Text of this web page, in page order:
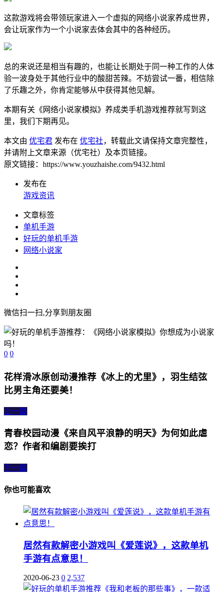
这款游戏将会带领玩家进入一个虚拟的网络小说家养成世界，
会让玩家作为一个小说家去体会其中的各种经历。
总的来说还是相当有趣的，也能让长期处于同一种工作的人体
验一波身处于其他行业中的酸甜苦辣。不妨尝试一番，相信除
了乐趣之外，你肯定能够从中获得其他见解。
本期有关《网络小说家模拟》养成类手机游戏推荐就写到这
里，我们下期再见。
本文由 优宅君 发布在 优宅社，转载此文请保持文章完整性，
并请附上文章来源（优宅社）及本页链接。
原文链接：https://www.youzhaishe.com/9432.html
发布在
游戏资讯
文章标签
单机手游
好玩的单机手游
网络小说家
微信扫一扫,分享到朋友圈
0 0
花样滑冰原创动漫推荐《冰上的尤里》，羽生结弦
比男主角还要美！
上一篇
青春校园动漫《来自风平浪静的明天》为何如此虐
恋？作者和编剧要挨打
下一篇
你也可能喜欢
居然有款解密小游戏叫《爱莲说》，这款单机
手游有点意思！
2020-06-23 0 2,537